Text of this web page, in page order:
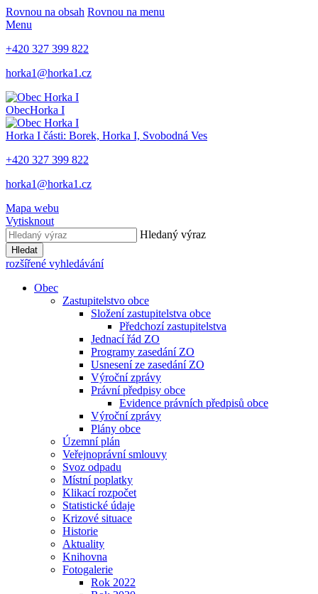
Rovnou na obsah Rovnou na menu
Menu
+420 327 399 822
horka1@horka1.cz
ObecHorka I
Horka I části: Borek, Horka I, Svobodná Ves
+420 327 399 822
horka1@horka1.cz
Mapa webu
Vytisknout
Hledaný výraz
Hledat
rozšířené vyhledávání
Obec
Zastupitelstvo obce
Složení zastupitelstva obce
Předchozí zastupitelstva
Jednací řád ZO
Programy zasedání ZO
Usnesení ze zasedání ZO
Výroční zprávy
Právní předpisy obce
Evidence právních předpisů obce
Výroční zprávy
Plány obce
Územní plán
Veřejnoprávní smlouvy
Svoz odpadu
Místní poplatky
Klikací rozpočet
Statistické údaje
Krizové situace
Historie
Aktuality
Knihovna
Fotogalerie
Rok 2022